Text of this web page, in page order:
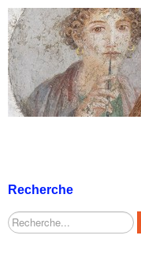
Recherche
Rechercher